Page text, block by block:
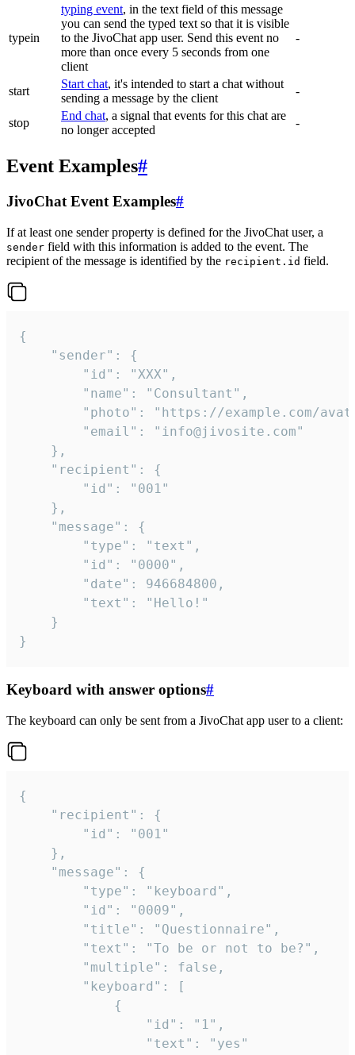
typein
typing event, in the text field of this message
you can send the typed text so that it is visible
to the JivoChat app user. Send this event no
more than once every 5 seconds from one
client
-
start
Start chat, it's intended to start a chat without
sending a message by the client
-
stop
End chat, a signal that events for this chat are
no longer accepted
-
Event Examples#
JivoChat Event Examples#
If at least one sender property is defined for the JivoChat user, a
sender field with this information is added to the event. The
recipient of the message is identified by the recipient.id field.
{
}
Keyboard with answer options#
The keyboard can only be sent from a JivoChat app user to a client:
{